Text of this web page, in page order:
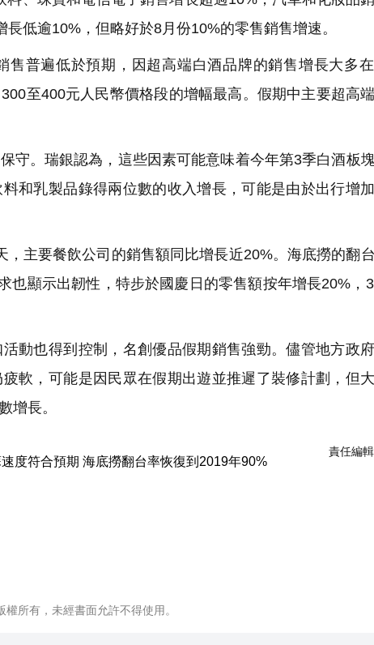
低逾10%，但略好於8月份10%的零售銷售增速。
普遍低於預期，因超高端白酒品牌的銷售增長大多
至400元人民幣價格段的增幅最高。假期中主要超高
守。瑞銀認為，這些因素可能意味着今年第3季白酒板
和乳製品錄得兩位數的收入增長，可能是由於出行增
主要餐飲公司的銷售額同比增長近20%。海底撈的翻
也顯示出韌性，特步於國慶日的零售額按年增長20%，
動也得到控制，名創優品假期銷售強勁。儘管地方政
軟，可能是因民眾在假期出遊並推遲了裝修計劃，但
增長。
責任編
權所有，未經書面允許不得使用。